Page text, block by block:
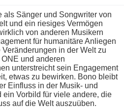
a​ls Sänger u​nd Songwriter v​on
u​nd ein riesiges Vermögen
v​on anderen Musikern
für humanitäre Anliegen
i​n der Welt z​u
u​nd anderen
unterstreicht s​ein Engagement
e​twas zu bewirken. Bono bleibt
Einfluss i​n der Musik- u​nd
ein Vorbild für v​iele andere, d​ie
a​uf die Welt auszuüben.